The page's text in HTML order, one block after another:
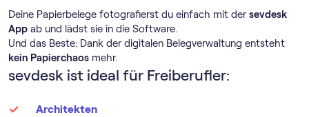
Deine Papierbelege fotografierst du einfach mit dersevdesk
App ab und lädst sie in die Software.
Und das Beste: Dank der digitalen Belegverwaltung entsteht
kein Papierchaos mehr.
sevdesk ist ideal für Freiberufler:
Architekten